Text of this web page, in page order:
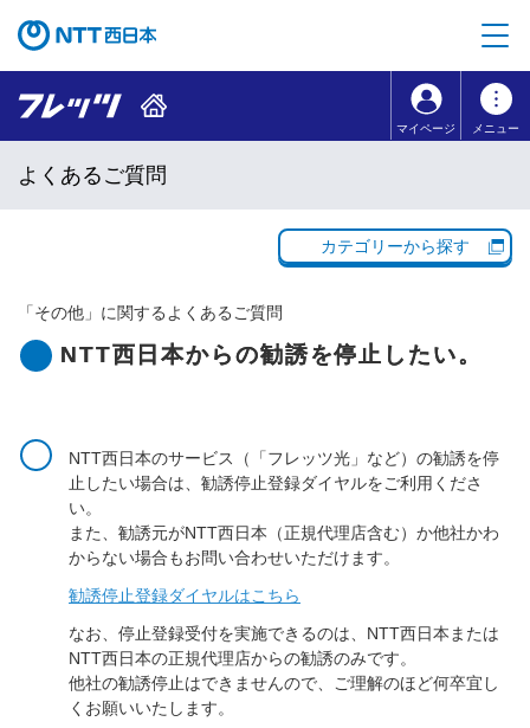
コンテンツのリンクナビゲーションへ移動
マイページ メニュー
よくあるご質問
カテゴリーから探す
「その他 」に関するよくあるご質問
NTT西日本からの勧誘を停止したい。
NTT西日本のサービス（「フレッツ光」など）の勧誘を停
止したい場合は、勧誘停止登録ダイヤルをご利用くださ
い。
また、勧誘元がNTT西日本（正規代理店含む）か他社かわ
からない場合もお問い合わせいただけます。
勧誘停止登録ダイヤルはこちら
なお、停止登録受付を実施できるのは、NTT西日本または
NTT西日本の正規代理店からの勧誘のみです。
他社の勧誘停止はできませんので、ご理解のほど何卒宜し
くお願いいたします。